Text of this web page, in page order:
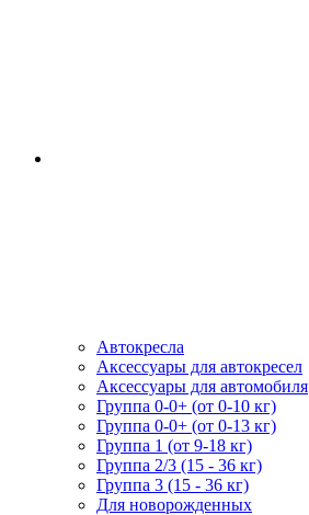
Автокресла
Аксессуары для автокресел
Аксессуары для автомобиля
Группа 0-0+ (от 0-10 кг)
Группа 0-0+ (от 0-13 кг)
Группа 1 (от 9-18 кг)
Группа 2/3 (15 - 36 кг)
Группа 3 (15 - 36 кг)
Для новорожденных